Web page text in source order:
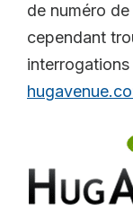
de numéro
cependant